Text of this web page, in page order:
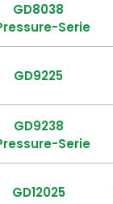
GD8038
Serie
GD9225
GD9238
Serie
GD12025